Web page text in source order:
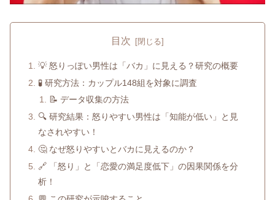
目次
💡 怒りっぽい男性は「バカ」に見える？研究の概要
🧪 研究方法：カップル148組を対象に調査
📝 データ収集の方法
🔍 研究結果：怒りやすい男性は「知能が低い」と見
なされやすい！
🤔 なぜ怒りやすいとバカに見えるのか？
🔗 「怒り」と「恋愛の満足度低下」の因果関係を分
析！